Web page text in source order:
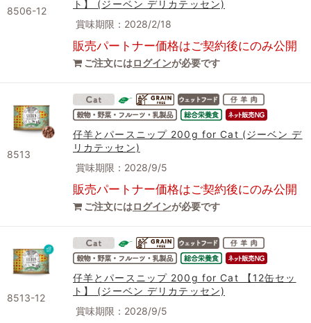
8506-12
ト】 (ジーベン デリカテッセン)
賞味期限：2028/2/18
販売パートナー価格はご契約後にのみ公開
ご注文にはログインが必要です
8513
仔羊とパースニップ 200g for Cat (ジーベン デ
リカテッセン)
賞味期限：2028/9/5
販売パートナー価格はご契約後にのみ公開
ご注文にはログインが必要です
8513-12
仔羊とパースニップ 200g for Cat 【12缶セッ
ト】 (ジーベン デリカテッセン)
賞味期限：2028/9/5